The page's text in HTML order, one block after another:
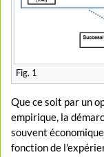
Fig. 1
Que ce soit par un
empirique, la
souvent
fonction de